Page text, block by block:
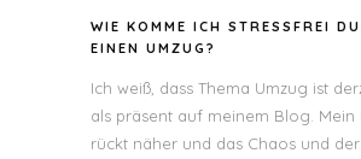
WIE KOMME ICH STRESSFREI
EINEN UMZUG?
Ich weiß, dass Thema Umzug ist
als präsent auf meinem Blog. Mein
rückt näher und das Chaos und der